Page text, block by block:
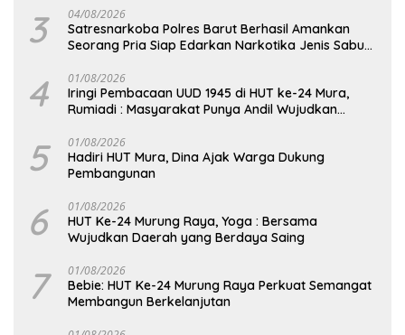
3 04/08/2026
Satresnarkoba Polres Barut Berhasil Amankan
Seorang Pria Siap Edarkan Narkotika Jenis Sabu
4 01/08/2026
Iringi Pembacaan UUD 1945 di HUT ke-24 Mura,
Rumiadi : Masyarakat Punya Andil Wujudkan
5 01/08/2026
Hadiri HUT Mura, Dina Ajak Warga Dukung
Pembangunan
6 01/08/2026
HUT Ke-24 Murung Raya, Yoga : Bersama
Wujudkan Daerah yang Berdaya Saing
7 01/08/2026
Bebie: HUT Ke-24 Murung Raya Perkuat Semangat
Membangun Berkelanjutan